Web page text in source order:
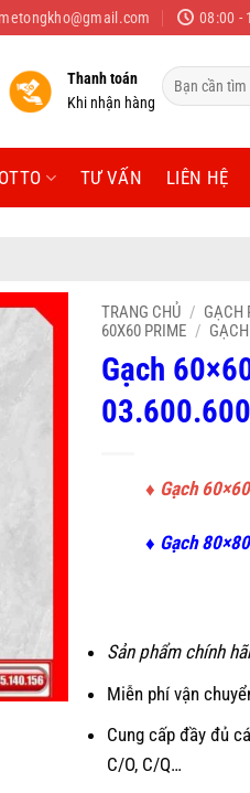
08:00 -
Thanh toán
Khi nhận hàng
Tìm
kiếm:
TƯ VẤN LIÊN HỆ
TRANG CHỦ / GẠCH
60X60 PRIME /
Gạch
♦ Gạch
♦ Gạch
Sản phẩm chính
Miễn phí vận
Cung cấp đầy đủ
C/O, C/Q…